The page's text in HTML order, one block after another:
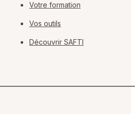
Votre formation
Vos outils
Découvrir SAFTI